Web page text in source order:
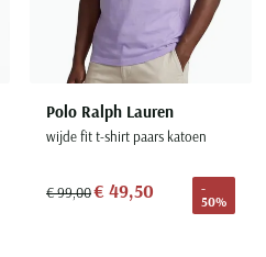
Polo Ralph Lauren
wijde fit t-shirt paars katoen
€ 99,00€ 49,50
-
50%